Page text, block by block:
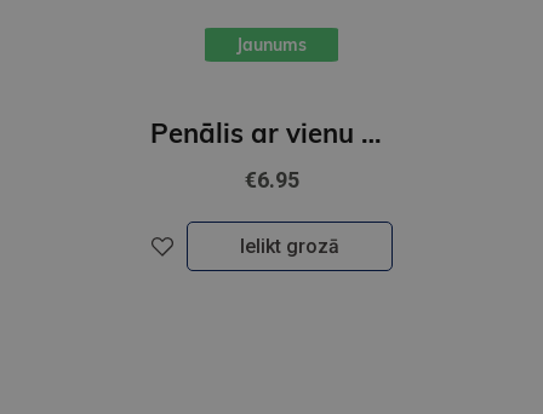
Jaunums
Penālis ar vienu nodalījumu, bez priekšmetiem, K-POP Demon Hunters, violets
€6.95
Ielikt grozā